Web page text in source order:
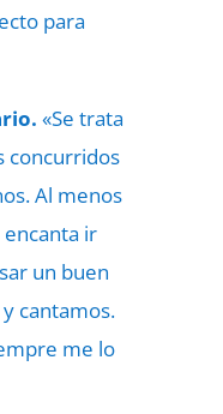
para
«Se trata
concurridos
Al menos
encanta ir
un buen
cantamos.
me lo